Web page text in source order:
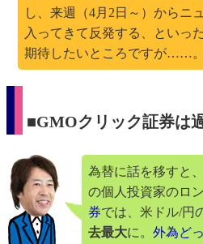
し、来週（4月2日～）からニ
入ってきて反発する、といっ
期待したいところですが……。
■GMOクリック証券は
為替に話を移すと
の個人投資家のロン
券では、米ドル/円
去最大に。 外為ど